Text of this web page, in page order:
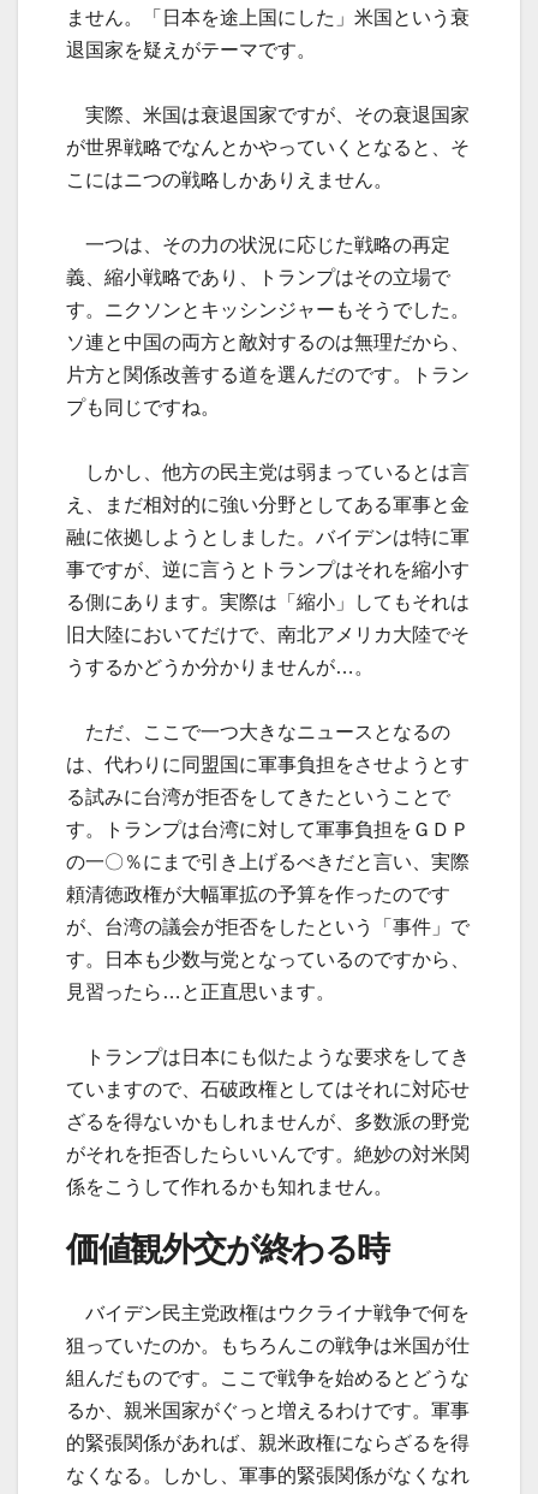
ません。「日本を途上国にした」米国という衰
退国家を疑えがテーマです。
実際、米国は衰退国家ですが、その衰退国家
が世界戦略でなんとかやっていくとなると、そ
こにはニつの戦略しかありえません。
一つは、その力の状況に応じた戦略の再定
義、縮小戦略であり、トランプはその立場で
す。ニクソンとキッシンジャーもそうでした。
ソ連と中国の両方と敵対するのは無理だから、
片方と関係改善する道を選んだのです。トラン
プも同じですね。
しかし、他方の民主党は弱まっているとは言
え、まだ相対的に強い分野としてある軍事と金
融に依拠しようとしました。バイデンは特に軍
事ですが、逆に言うとトランプはそれを縮小す
る側にあります。実際は「縮小」してもそれは
旧大陸においてだけで、南北アメリカ大陸でそ
うするかどうか分かりませんが…。
ただ、ここで一つ大きなニュースとなるの
は、代わりに同盟国に軍事負担をさせようとす
る試みに台湾が拒否をしてきたということで
す。トランプは台湾に対して軍事負担をＧＤＰ
の一〇％にまで引き上げるべきだと言い、実際
頼清徳政権が大幅軍拡の予算を作ったのです
が、台湾の議会が拒否をしたという「事件」で
す。日本も少数与党となっているのですから、
見習ったら…と正直思います。
トランプは日本にも似たような要求をしてき
ていますので、石破政権としてはそれに対応せ
ざるを得ないかもしれませんが、多数派の野党
がそれを拒否したらいいんです。絶妙の対米関
係をこうして作れるかも知れません。
価値観外交が終わる時
バイデン民主党政権はウクライナ戦争で何を
狙っていたのか。もちろんこの戦争は米国が仕
組んだものです。ここで戦争を始めるとどうな
るか、親米国家がぐっと増えるわけです。軍事
的緊張関係があれば、親米政権にならざるを得
なくなる。しかし、軍事的緊張関係がなくなれ